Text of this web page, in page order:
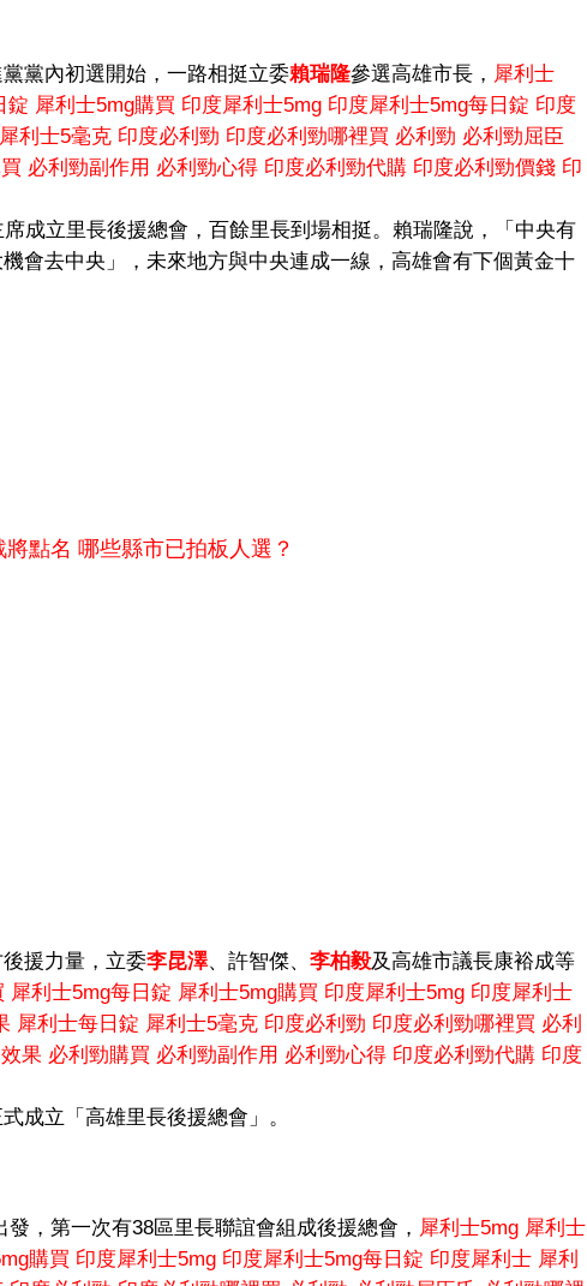
黨內初選開始，一路相挺立委賴瑞隆參選高雄市長， 犀利士
錠 犀利士5mg購買 印度犀利士5mg 印度犀利士5mg每日錠 印度
犀利士5毫克 印度必利勁 印度必利勁哪裡買 必利勁 必利勁屈臣
必利勁副作用 必利勁心得 印度必利勁代購 印度必利勁價錢 印
成立里長後援總會，百餘里長到場相挺。賴瑞隆說，「中央有
會去中央」，未來地方與中央連成一線，高雄會有下個黃金十
點名 哪些縣市已拍板人選？
援力量，立委李昆澤、許智傑、 李柏毅及高雄市議長康裕成等
犀利士5mg每日錠 犀利士5mg購買 印度犀利士5mg 印度犀利士
犀利士每日錠 犀利士5毫克 印度必利勁 印度必利勁哪裡買 必利
果 必利勁購買 必利勁副作用 必利勁心得 印度必利勁代購 印度
成立「高雄里長後援總會」。
，第一次有38區里長聯誼會組成後援總會， 犀利士5mg 犀利士
購買 印度犀利士5mg 印度犀利士5mg每日錠 印度犀利士 犀利